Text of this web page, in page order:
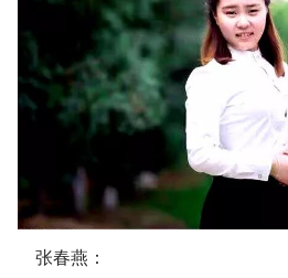
张春燕：